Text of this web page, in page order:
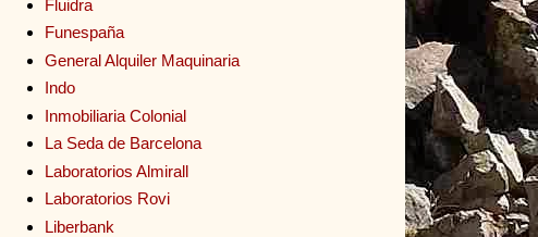
Fluidra
Funespaña
General Alquiler Maquinaria
Indo
Inmobiliaria Colonial
La Seda de Barcelona
Laboratorios Almirall
Laboratorios Rovi
Liberbank